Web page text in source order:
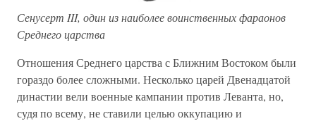
Сенусерт III, один из наиболее воинственных фараонов
Среднего царства
Отношения Среднего царства с Ближним Востоком были
гораздо более сложными. Несколько царей Двенадцатой
династии вели военные кампании против Леванта, но,
судя по всему, не ставили целью оккупацию и